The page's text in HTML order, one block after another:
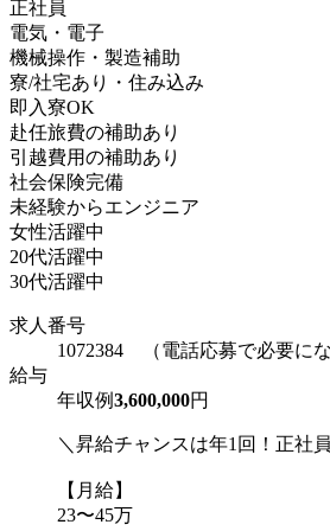
正社員
電気・電子
機械操作・製造補助
寮/社宅あり・住み込み
即入寮OK
赴任旅費の補助あり
引越費用の補助あり
社会保険完備
未経験からエンジニア
女性活躍中
20代活躍中
30代活躍中
求人番号
1072384 （電話応募で必要にな
給与
年収例3,600,000円
＼昇給チャンスは年1回！正社
【月給】
23〜45万